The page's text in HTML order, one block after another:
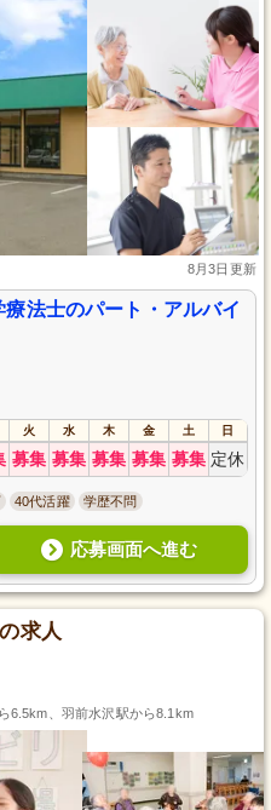
8月3日更新
法士のパート・アルバイ
火 水 木 金 土 日
募集 募集 募集 募集 募集 定休
40代活躍 学歴不問
応募画面へ進む
求人
6.5km、羽前水沢駅から8.1km